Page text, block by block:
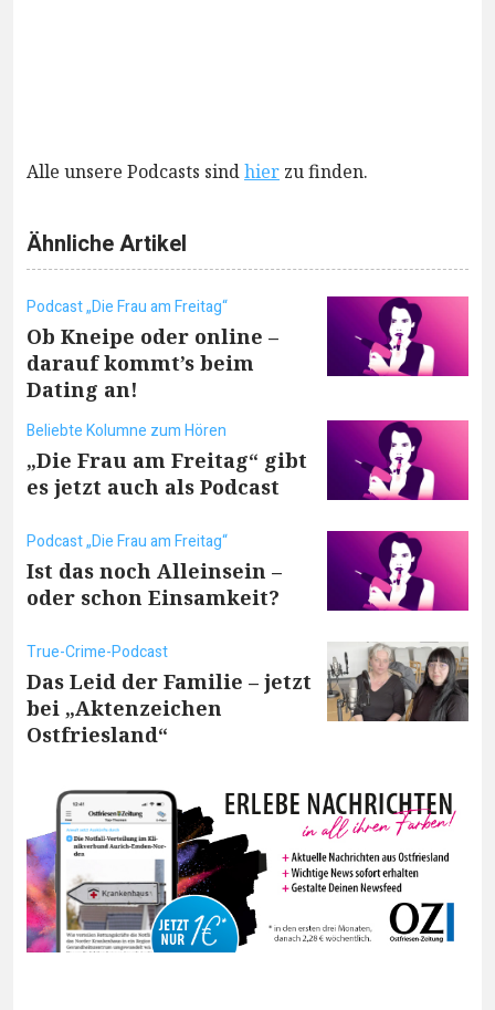
Alle unsere Podcasts sindhier zu finden.
Ähnliche Artikel
Podcast „Die Frau am Freitag“
Ob Kneipe oder online –
darauf kommt’s beim
Dating an!
Beliebte Kolumne zum Hören
„Die Frau am Freitag“ gibt
es jetzt auch als Podcast
Podcast „Die Frau am Freitag“
Ist das noch Alleinsein –
oder schon Einsamkeit?
True-Crime-Podcast
Das Leid der Familie – jetzt
bei „Aktenzeichen
Ostfriesland“